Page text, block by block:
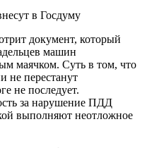
в Госдуму
документ, который
машин
маячком. Суть в том, что
не перестанут
не последует.
за нарушение ПДД
выполняют неотложное